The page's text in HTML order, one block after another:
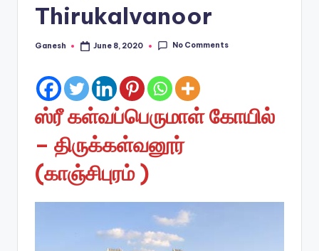
Thirukalvanoor
Posted
Ganesh June 8, 2020 No Comments
ஸ்ரீ கள்வப்பெருமாள் கோயில்
– திருக்கள்வனூர்
(காஞ்சிபுரம் )